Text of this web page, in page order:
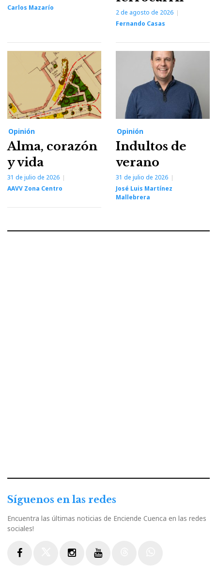
Carlos Mazarío
2 de agosto de 2026
Fernando Casas
Opinión
Alma, corazón
y vida
31 de julio de 2026
AAVV Zona Centro
Opinión
Indultos de
verano
31 de julio de 2026
José Luis Martínez
Mallebrera
Síguenos en las redes
Encuentra las últimas noticias de Enciende Cuenca en las redes
sociales!